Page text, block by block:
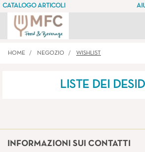
CATALOGO ARTICOLI
HOME NEGOZIO WISHLIST
LISTE DEI
INFORMAZIONI SUI CONTATTI